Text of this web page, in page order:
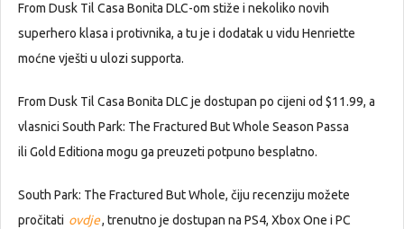
From Dusk Til Casa Bonita DLC-om stiže i nekoliko novih
superhero klasa i protivnika, a tu je i dodatak u vidu Henriette
moćne vješti u ulozi supporta.
From Dusk Til Casa Bonita DLC je dostupan po cijeni od $11.99, a
vlasnici South Park: The Fractured But Whole Season Passa
ili Gold Editiona mogu ga preuzeti potpuno besplatno.
South Park: The Fractured But Whole, čiju recenziju možete
pročitati ovdje, trenutno je dostupan na PS4, Xbox One i PC